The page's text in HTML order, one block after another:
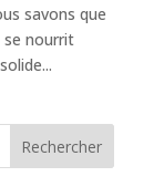
savons que
se nourrit
Rechercher